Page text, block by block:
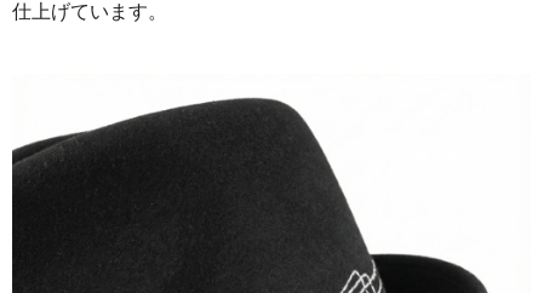
仕上げています。